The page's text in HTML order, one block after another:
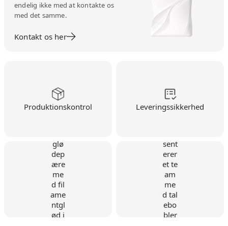
endelig ikke med at kontakte os
med det samme.
Kontakt os her
Produktionskontrol Leveringssikkerhed